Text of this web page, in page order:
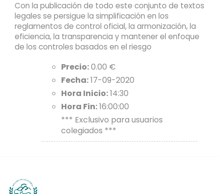
Con la publicación de todo este conjunto de textos
legales se persigue la simplificación en los
reglamentos de control oficial, la armonización, la
eficiencia, la transparencia y mantener el enfoque
de los controles basados en el riesgo
Precio:0.00 €
Fecha:17-09-2020
Hora Inicio:14:30
Hora Fin:16:00:00
*** Exclusivo para usuarios
colegiados ***